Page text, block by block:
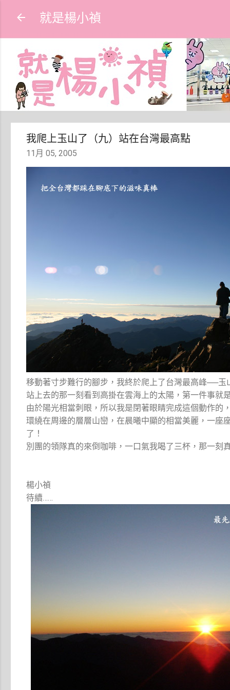
就是楊小禎
我爬上玉山了（九）站在台灣最高點
11月 05, 2005
移動著寸步難行的腳步，我終於爬上了台灣最高峰──玉
站上去的那一刻看到高掛在雲海上的太陽，第一件事就
由於陽光相當刺眼，所以我是閉著眼睛完成這個動作的
環繞在周邊的層層山巒，在晨曦中顯的相當美麗，一座
了！
別團的領隊真的來倒咖啡，一口氣我喝了三杯，那一刻
楊小禎
待續……